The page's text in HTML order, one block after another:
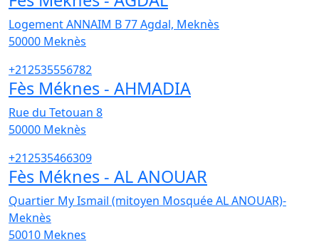
Logement ANNAIM B 77 Agdal, Meknès
50000 Meknès
+212535556782
Fès Méknes - AHMADIA
Rue du Tetouan 8
50000 Meknès
+212535466309
Fès Méknes - AL ANOUAR
Quartier My Ismail (mitoyen Mosquée AL ANOUAR)-
Meknès
50010 Meknes